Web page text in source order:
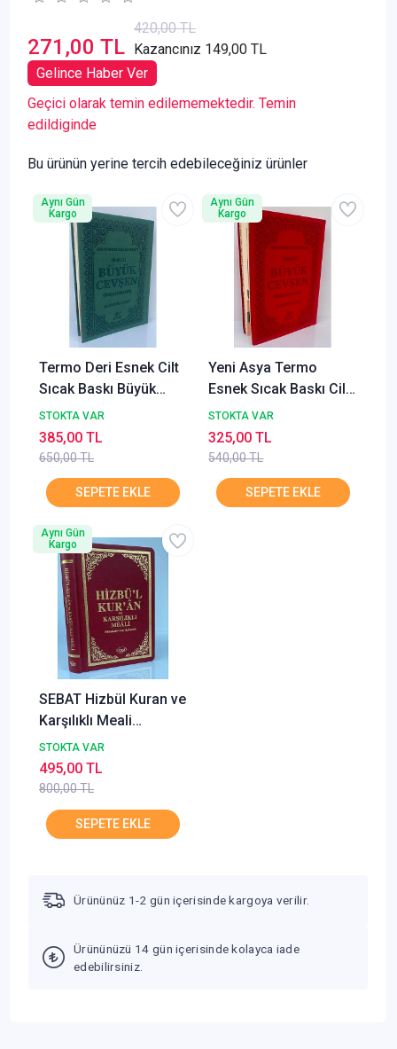
271,00 TL
420,00 TL
Kazancınız 149,00 TL
Gelince Haber Ver
Geçici olarak temin edilememektedir. Temin
edildiginde
Bu ürünün yerine tercih edebileceğiniz ürünler
Termo Deri Esnek Cilt
Sıcak Baskı Büyük
Cevşen Türkçe
Açıklama, Celcelutiye
İlaveli Orta 7884 Kod
YENİ ASYA
STOKTA VAR
650,00 TL
385,00 TL
Aynı Gün
Kargo
Yeni Asya Termo
Esnek Sıcak Baskı Cilt
Büyük Cevşen Çanta
boy Türkçe Açıklamalı
Fihristli 9031 Kod
STOKTA VAR
540,00 TL
325,00 TL
Aynı Gün
Kargo
SEBAT Hizbül Kuran ve
Karşılıklı Meali
Münacatül Kur'an
İlaveli Kenarı Yaldızlı
Kod 1051
STOKTA VAR
800,00 TL
495,00 TL
Aynı Gün
Kargo
Ürününüz 1-2 gün içerisinde kargoya verilir.
Ürününüzü 14 gün içerisinde kolayca iade
edebilirsiniz.